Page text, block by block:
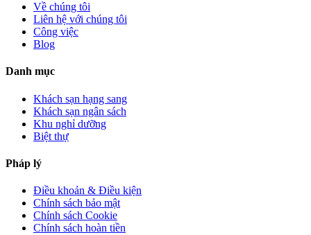
Về chúng tôi
Liên hệ với chúng tôi
Công việc
Blog
Danh mục
Khách sạn hạng sang
Khách sạn ngân sách
Khu nghỉ dưỡng
Biệt thự
Pháp lý
Điều khoản & Điều kiện
Chính sách bảo mật
Chính sách Cookie
Chính sách hoàn tiền